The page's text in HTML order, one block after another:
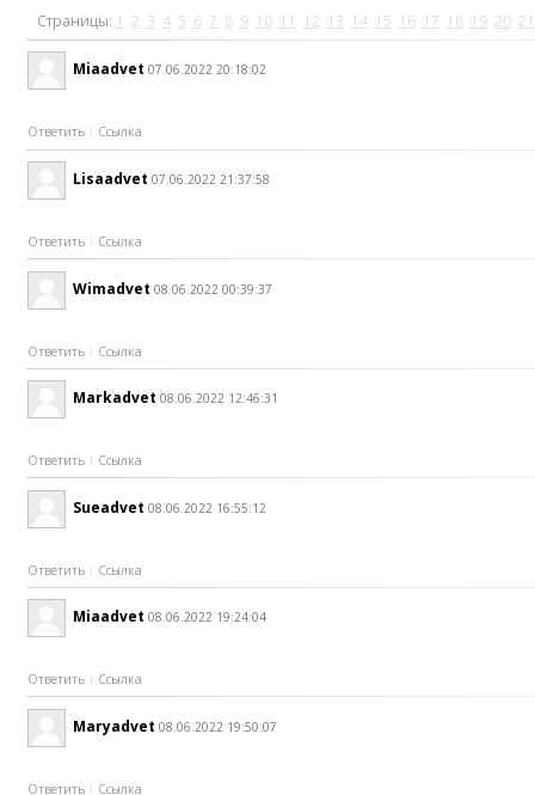
Страницы: 1 2 3 4 5 6 7 8 9 10 11 12 13 14 15 16 17 18 19 20 21
Miaadvet 07.06.2022 20:18:02
Ответить Ссылка
Lisaadvet 07.06.2022 21:37:58
Ответить Ссылка
Wimadvet 08.06.2022 00:39:37
Ответить Ссылка
Markadvet 08.06.2022 12:46:31
Ответить Ссылка
Sueadvet 08.06.2022 16:55:12
Ответить Ссылка
Miaadvet 08.06.2022 19:24:04
Ответить Ссылка
Maryadvet 08.06.2022 19:50:07
Ответить Ссылка